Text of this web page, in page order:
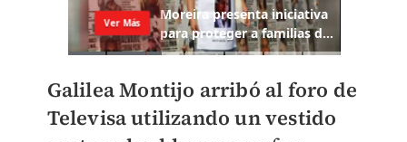
​Galilea Montijo arribó al foro de
Televisa utilizando un vestido